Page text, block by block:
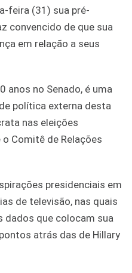
feira (31) sua pré-
convencido de que sua
em relação a seus
anos no Senado, é uma
política externa desta
nas eleições
Comitê de Relações
presidenciais em
de televisão, nas quais
dados que colocam sua
atrás das de Hillary